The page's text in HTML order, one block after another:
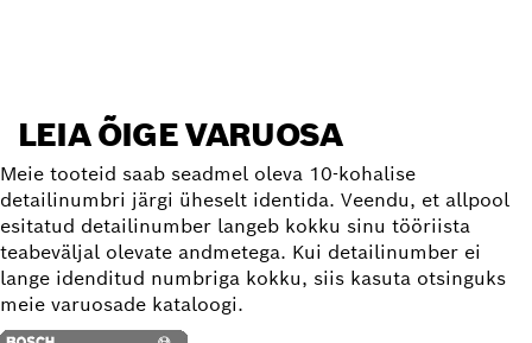
LEIA ÕIGE VARUOSA
Meie tooteid saab seadmel oleva 10-kohalise
detailinumbri järgi üheselt identida. Veendu, et allpool
esitatud detailinumber langeb kokku sinu tööriista
teabeväljal olevate andmetega. Kui detailinumber ei
lange idenditud numbriga kokku, siis kasuta otsinguks
meie varuosade kataloogi.